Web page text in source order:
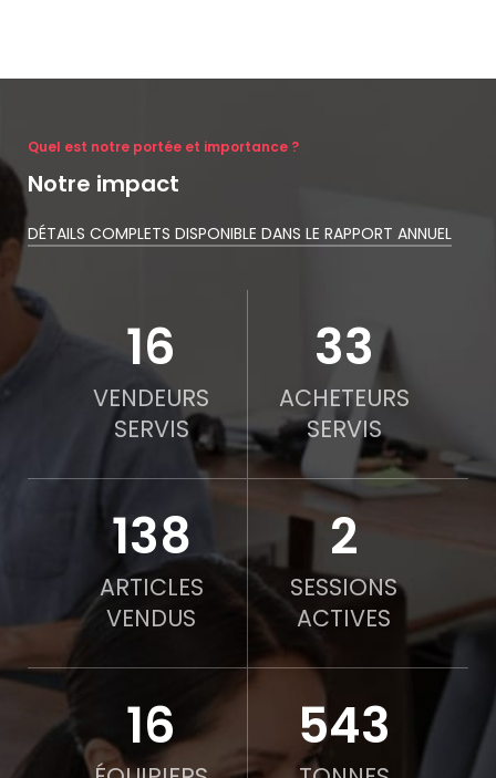
Quel est notre portée et importance ?
Notre impact
DÉTAILS COMPLETS DISPONIBLE DANS LE RAPPORT ANNUEL
22
VENDEURS
SERVIS
45
ACHETEURS
SERVIS
190
ARTICLES
VENDUS
2
SESSIONS
ACTIVES
21 750